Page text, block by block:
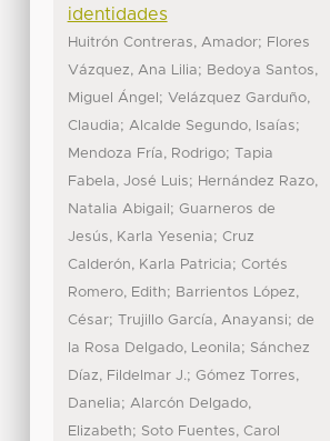
identidades
Huitrón Contreras, Amador; Flores
Vázquez, Ana Lilia; Bedoya Santos,
Miguel Ángel ; Velázquez Garduño,
Claudia; Alcalde Segundo, Isaías;
Mendoza Fría, Rodrigo;
Tapia
Fabela, José Luis; Hernández Razo,
Natalia Abigail ; Guarneros de
Jesús, Karla Yesenia; Cruz
Calderón, Karla Patricia; Cortés
Romero, Edith; Barrientos López,
César; Trujillo García, Anayansi; de
la Rosa Delgado, Leonila; Sánchez
Díaz, Fildelmar J.; Gómez Torres,
Danelia; Alarcón Delgado,
Elizabeth; Soto Fuentes, Carol